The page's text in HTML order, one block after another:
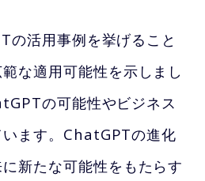
の活用事例を挙げること
な適用可能性を示しまし
の可能性やビジネス
ます。ChatGPTの進化
新たな可能性をもたらす